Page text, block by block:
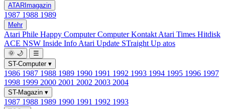
ATARImagazin
1987 1988 1989
Mehr
Atari Phile Happy ComputerComputer Kontakt Atari Times Hitdisk
ACE NSW Inside Info Atari Update STraight Up atos
🌞 🌙
☰
ST-Computer ▾
1986 1987 1988 1989 1990 1991 1992 1993 1994 1995 1996 1997
1998 1999 2000 2001 2002 2003 2004
ST-Magazin ▾
1987 1988 1989 1990 1991 1992 1993